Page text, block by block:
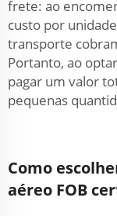
frete: ao
custo por
transporte
Portanto, ao
pagar um valor
pequenas
Como
aéreo FOB